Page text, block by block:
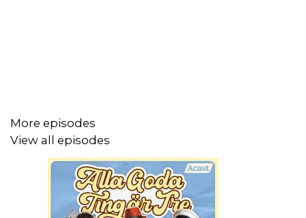
More episodes
View all episodes